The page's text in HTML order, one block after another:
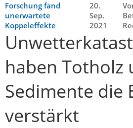
Forschung fand
unerwartete
Koppeleffekte
20.
Sep.
2021
haben Totholz
Sedimente die
verstärkt